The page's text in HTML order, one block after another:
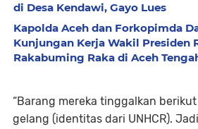
di Desa Kendawi, Gayo Lues
Kapolda Aceh dan Forkopimda
Kunjungan Kerja Wakil Presiden
Rakabuming Raka di Aceh
“Barang mereka tinggalkan
gelang (identitas dari UNHCR).